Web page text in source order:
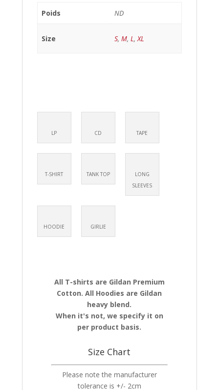
Poids ND
Size S, M, L,XL
LP CD TAPE
T-SHIRT TANK TOP
LONG
SLEEVES
HOODIE GIRLIE
All T-shirts are Gildan Premium
Cotton. All Hoodies are Gildan
heavy blend.
When it's not, we specify it on
per product basis.
Size Chart
Please note the manufacturer
tolerance is +/- 2cm